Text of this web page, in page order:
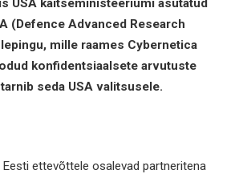
USA kaitseministeeriumi asutatud
(Defence Advanced Research
mille raames Cybernetica
konfidentsiaalsete arvutuste
seda USA valitsusele.
ettevõttele osalevad partneritena